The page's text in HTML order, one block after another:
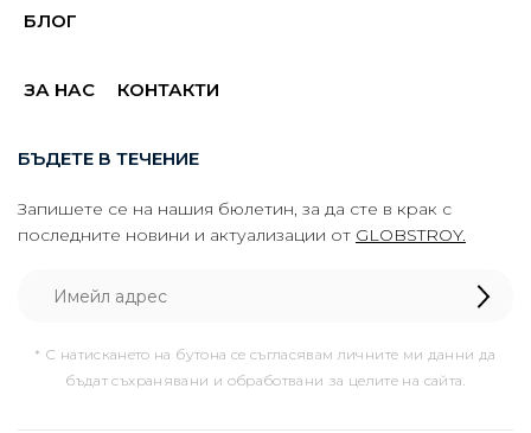
БЛОГ
ЗА НАС КОНТАКТИ
БЪДЕТЕ В ТЕЧЕНИЕ
Запишете се на нашия бюлетин, за да сте в крак с
последните новини и актуализации от GLOBSTROY.
* С натискането на бутона се съгласявам личните ми данни да
бъдат съхранявани и обработвани за целите на сайта.